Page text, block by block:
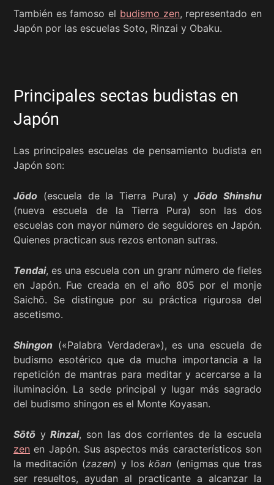
También es famoso el budismo zen, representado en
Japón por las escuelas Soto, Rinzai y Obaku.
Principales sectas budistas en
Japón
Las principales escuelas de pensamiento budista en
Japón son:
Jōdo (escuela de la Tierra Pura) yJōdo Shinshu
(nueva escuela de la Tierra Pura) son las dos
escuelas con mayor número de seguidores en Japón.
Quienes practican sus rezos entonan sutras.
Tendai, es una escuela con un granr número de fieles
en Japón. Fue creada en el año 805 por el monje
Saichō. Se distingue por su práctica rigurosa del
ascetismo.
Shingon («Palabra Verdadera»), es una escuela de
budismo esotérico que da mucha importancia a la
repetición de mantras para meditar y acercarse a la
iluminación. La sede principal y lugar más sagrado
del budismo shingon es el Monte Koyasan.
Sōtō yRinzai, son las dos corrientes de la escuela
zen en Japón. Sus aspectos más característicos son
la meditación (zazen) y loskōan (enigmas que tras
ser resueltos, ayudan al practicante a alcanzar la